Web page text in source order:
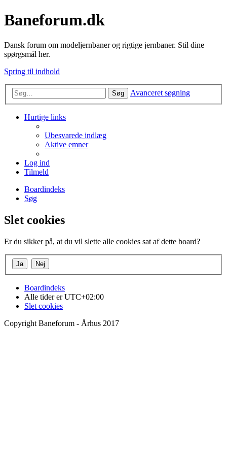
Baneforum.dk
Dansk forum om modeljernbaner og rigtige jernbaner. Stil dine
spørgsmål her.
Spring til indhold
Søg Avanceret søgning
Hurtige links
Ubesvarede indlæg
Aktive emner
Log ind
Tilmeld
Boardindeks
Søg
Slet cookies
Er du sikker på, at du vil slette alle cookies sat af dette board?
Boardindeks
Alle tider erUTC+02:00
Slet cookies
Copyright Baneforum - Århus 2017